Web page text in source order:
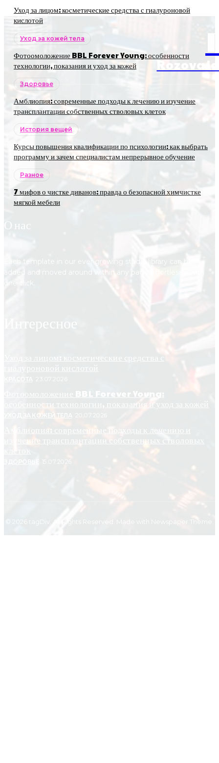
Уход за лицом: косметические средства с гиалуроновой
кислотой
Уход за кожей тела
Фотоомоложение BBL Forever Young: особенности
технологии, показания и уход за кожей
Здоровье
Амблиопия: современные подходы к лечению и изучение
трансплантации собственных стволовых клеток
История вещей
Курсы повышения квалификации по психологии: как выбрать
программу и зачем специалистам непрерывное обучение
Разное
7 мифов о чистке диванов: правда о безопасной химчистке
мягкой мебели
О нас
Each template in our ever growing studio library can be
added and moved around within any page effortlessly with
Интересное
Уход за лицом: косметические средства с
гиалуроновой кислотой
КРАСОТА
Фотоомоложение BBL Forever Young:
особенности технологии, показания и уход за кожей
УХОД ЗА КОЖЕЙ ТЕЛА
Амблиопия: современные подходы к лечению и
изучение трансплантации собственных стволовых
клеток
ЗДОРОВЬЕ
© 2026 tagDiv. All Rights Reserved. Made with Newspaper Theme.